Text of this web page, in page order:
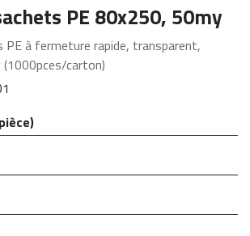
PE 80x250, 50my
PE à fermeture rapide, transparent,
carton)